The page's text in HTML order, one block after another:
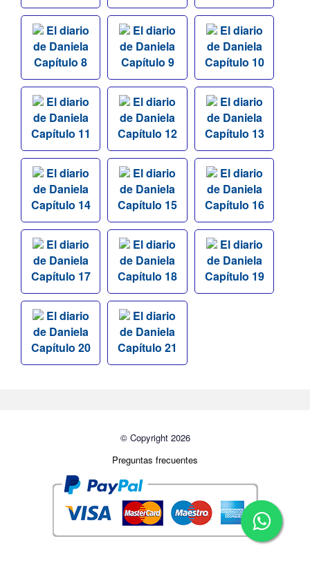
El diario
de Daniela
Capítulo 8
El diario
de Daniela
Capítulo 9
El diario
de Daniela
Capítulo 10
El diario
de Daniela
Capítulo 11
El diario
de Daniela
Capítulo 12
El diario
de Daniela
Capítulo 13
El diario
de Daniela
Capítulo 14
El diario
de Daniela
Capítulo 15
El diario
de Daniela
Capítulo 16
El diario
de Daniela
Capítulo 17
El diario
de Daniela
Capítulo 18
El diario
de Daniela
Capítulo 19
El diario
de Daniela
Capítulo 20
El diario
de Daniela
Capítulo 21
© Copyright 2026
Preguntas frecuentes